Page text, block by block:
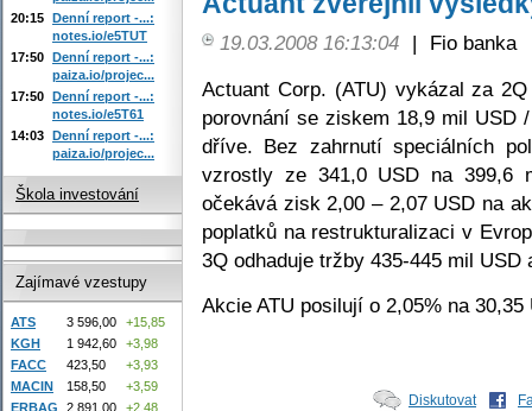
19.03.2008 16:13:04 |
Fio banka
Actuant Corp. (ATU) vykázal za
porovnání se ziskem 18,9 mil USD
dříve. Bez zahrnutí speciálních
vzrostly ze 341,0 USD na 399,6
očekává zisk 2,00 – 2,07 USD na
poplatků na restrukturalizaci v
3Q odhaduje tržby 435-445 mil
Akcie ATU posilují o 2,05% na 30,35
Diskutovat
20:15 Denní report -...:
notes.io/e5TUT
17:50 Denní report -...:
paiza.io/projec...
17:50 Denní report -...:
notes.io/e5T61
14:03 Denní report -...:
paiza.io/projec...
Škola investování
Zajímavé vzestupy
ATS 3 596,00
+15,85
KGH
1 942,60
+3,98
FACC
423,50
+3,93
MACIN
158,50
+3,59
ERBAG
2 891,00 +2,48